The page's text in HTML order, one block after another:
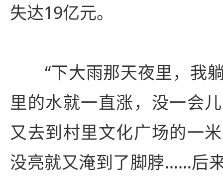
失达19亿元。
“下大雨那天夜里，我
里的水就一直涨，没一会
又去到村里文化广场的一
没亮就又淹到了脚脖……后